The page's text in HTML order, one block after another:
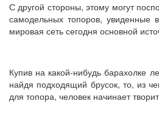
С другой стороны, этому могут
самодельных топоров, увиденные
мировая сеть сегодня основной
Купив на какой-нибудь барахолке
найдя подходящий брусок, то, из
для топора, человек начинает